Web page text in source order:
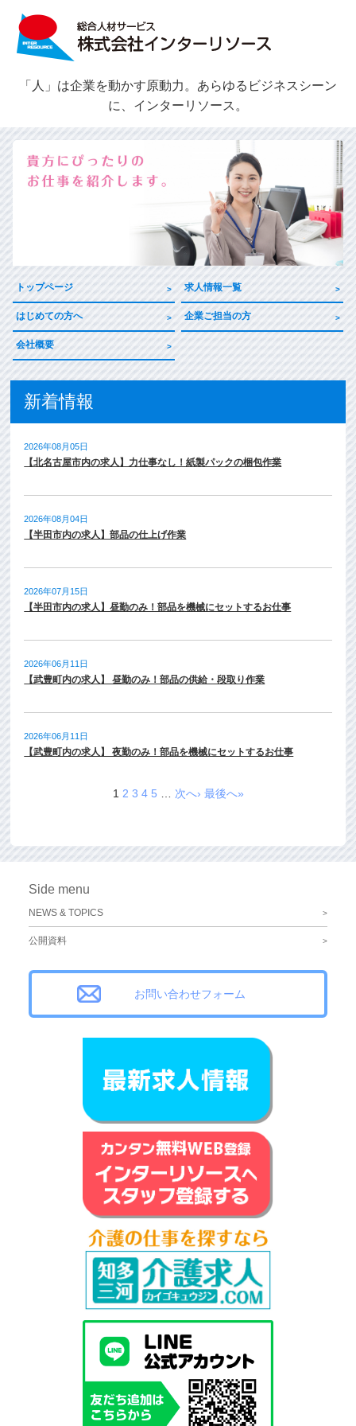
「人」は企業を動かす原動力。あらゆるビジネスシーン
に、インターリソース。
トップページ 求人情報一覧
はじめての方へ 企業ご担当の方
会社概要
新着情報
2026年08月05日
【北名古屋市内の求人】力仕事なし！紙製パックの梱包作業
2026年08月04日
【半田市内の求人】部品の仕上げ作業
2026年07月15日
【半田市内の求人】昼勤のみ！部品を機械にセットするお仕事
2026年06月11日
【武豊町内の求人】 昼勤のみ！部品の供給・段取り作業
2026年06月11日
【武豊町内の求人】 夜勤のみ！部品を機械にセットするお仕事
1 2 3 4 5 次へ› 最後へ»
Side menu
NEWS & TOPICS
公開資料
お問い合わせフォーム